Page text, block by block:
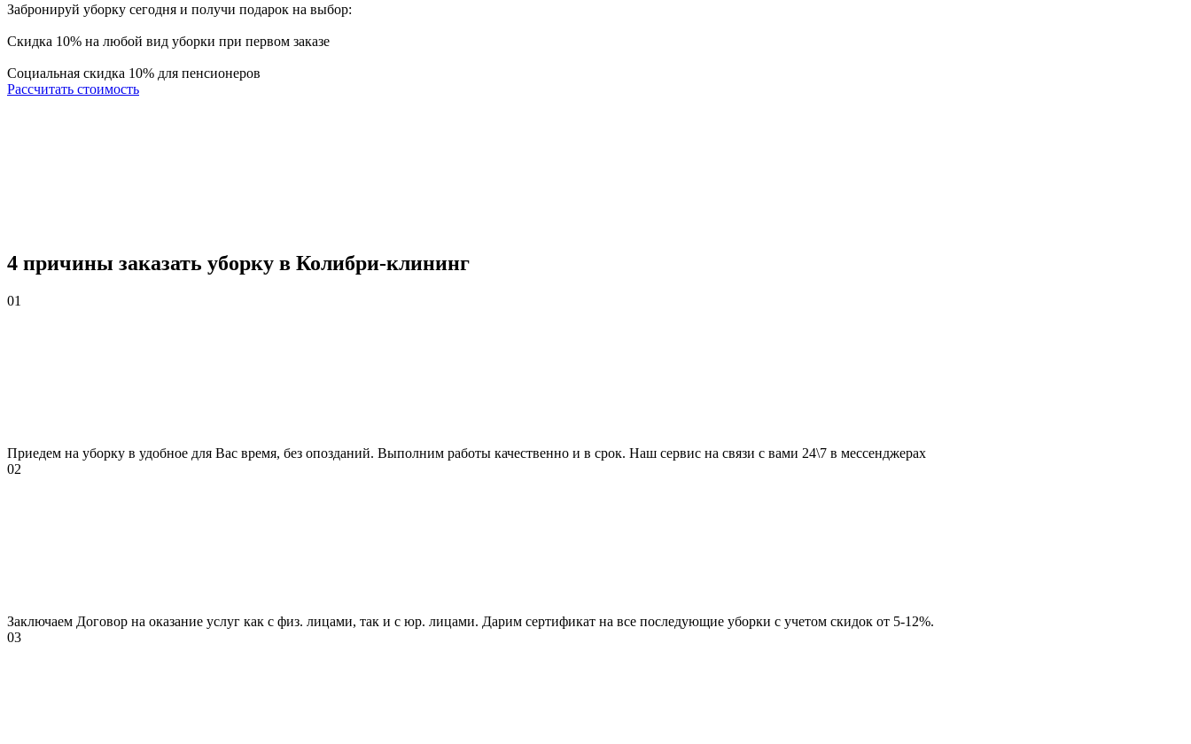
Забронируй уборку сегодня и получи подарок на выбор:
Cкидка 10% на любой вид уборки при первом заказе
Социальная скидка 10% для пенсионеров
Рассчитать стоимость
4 причины заказать уборку в Колибри-клининг
01
Приедем на уборку в удобное для Вас время, без опозданий. Выполним работы качественно и в срок. Наш сервис на связи с вами 24\7 в мессенджерах
02
Заключаем Договор на оказание услуг как с физ. лицами, так и с юр. лицами. Дарим сертификат на все последующие уборки с учетом скидок от 5-12%.
03